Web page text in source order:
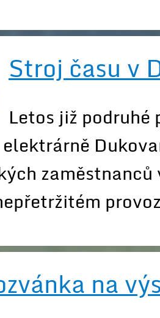
Stroj času v
Letos již
na